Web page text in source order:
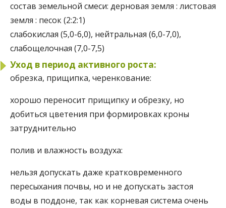
состав земельной смеси: дерновая земля : листовая
земля : песок (2:2:1)
слабокислая (5,0-6,0), нейтральная (6,0-7,0),
слабощелочная (7,0-7,5)
Уход в период активного роста:
обрезка, прищипка, черенкование:
хорошо переносит прищипку и обрезку, но
добиться цветения при формировках кроны
затруднительно
полив и влажность воздуха:
нельзя допускать даже кратковременного
пересыхания почвы, но и не допускать застоя
воды в поддоне, так как корневая система очень